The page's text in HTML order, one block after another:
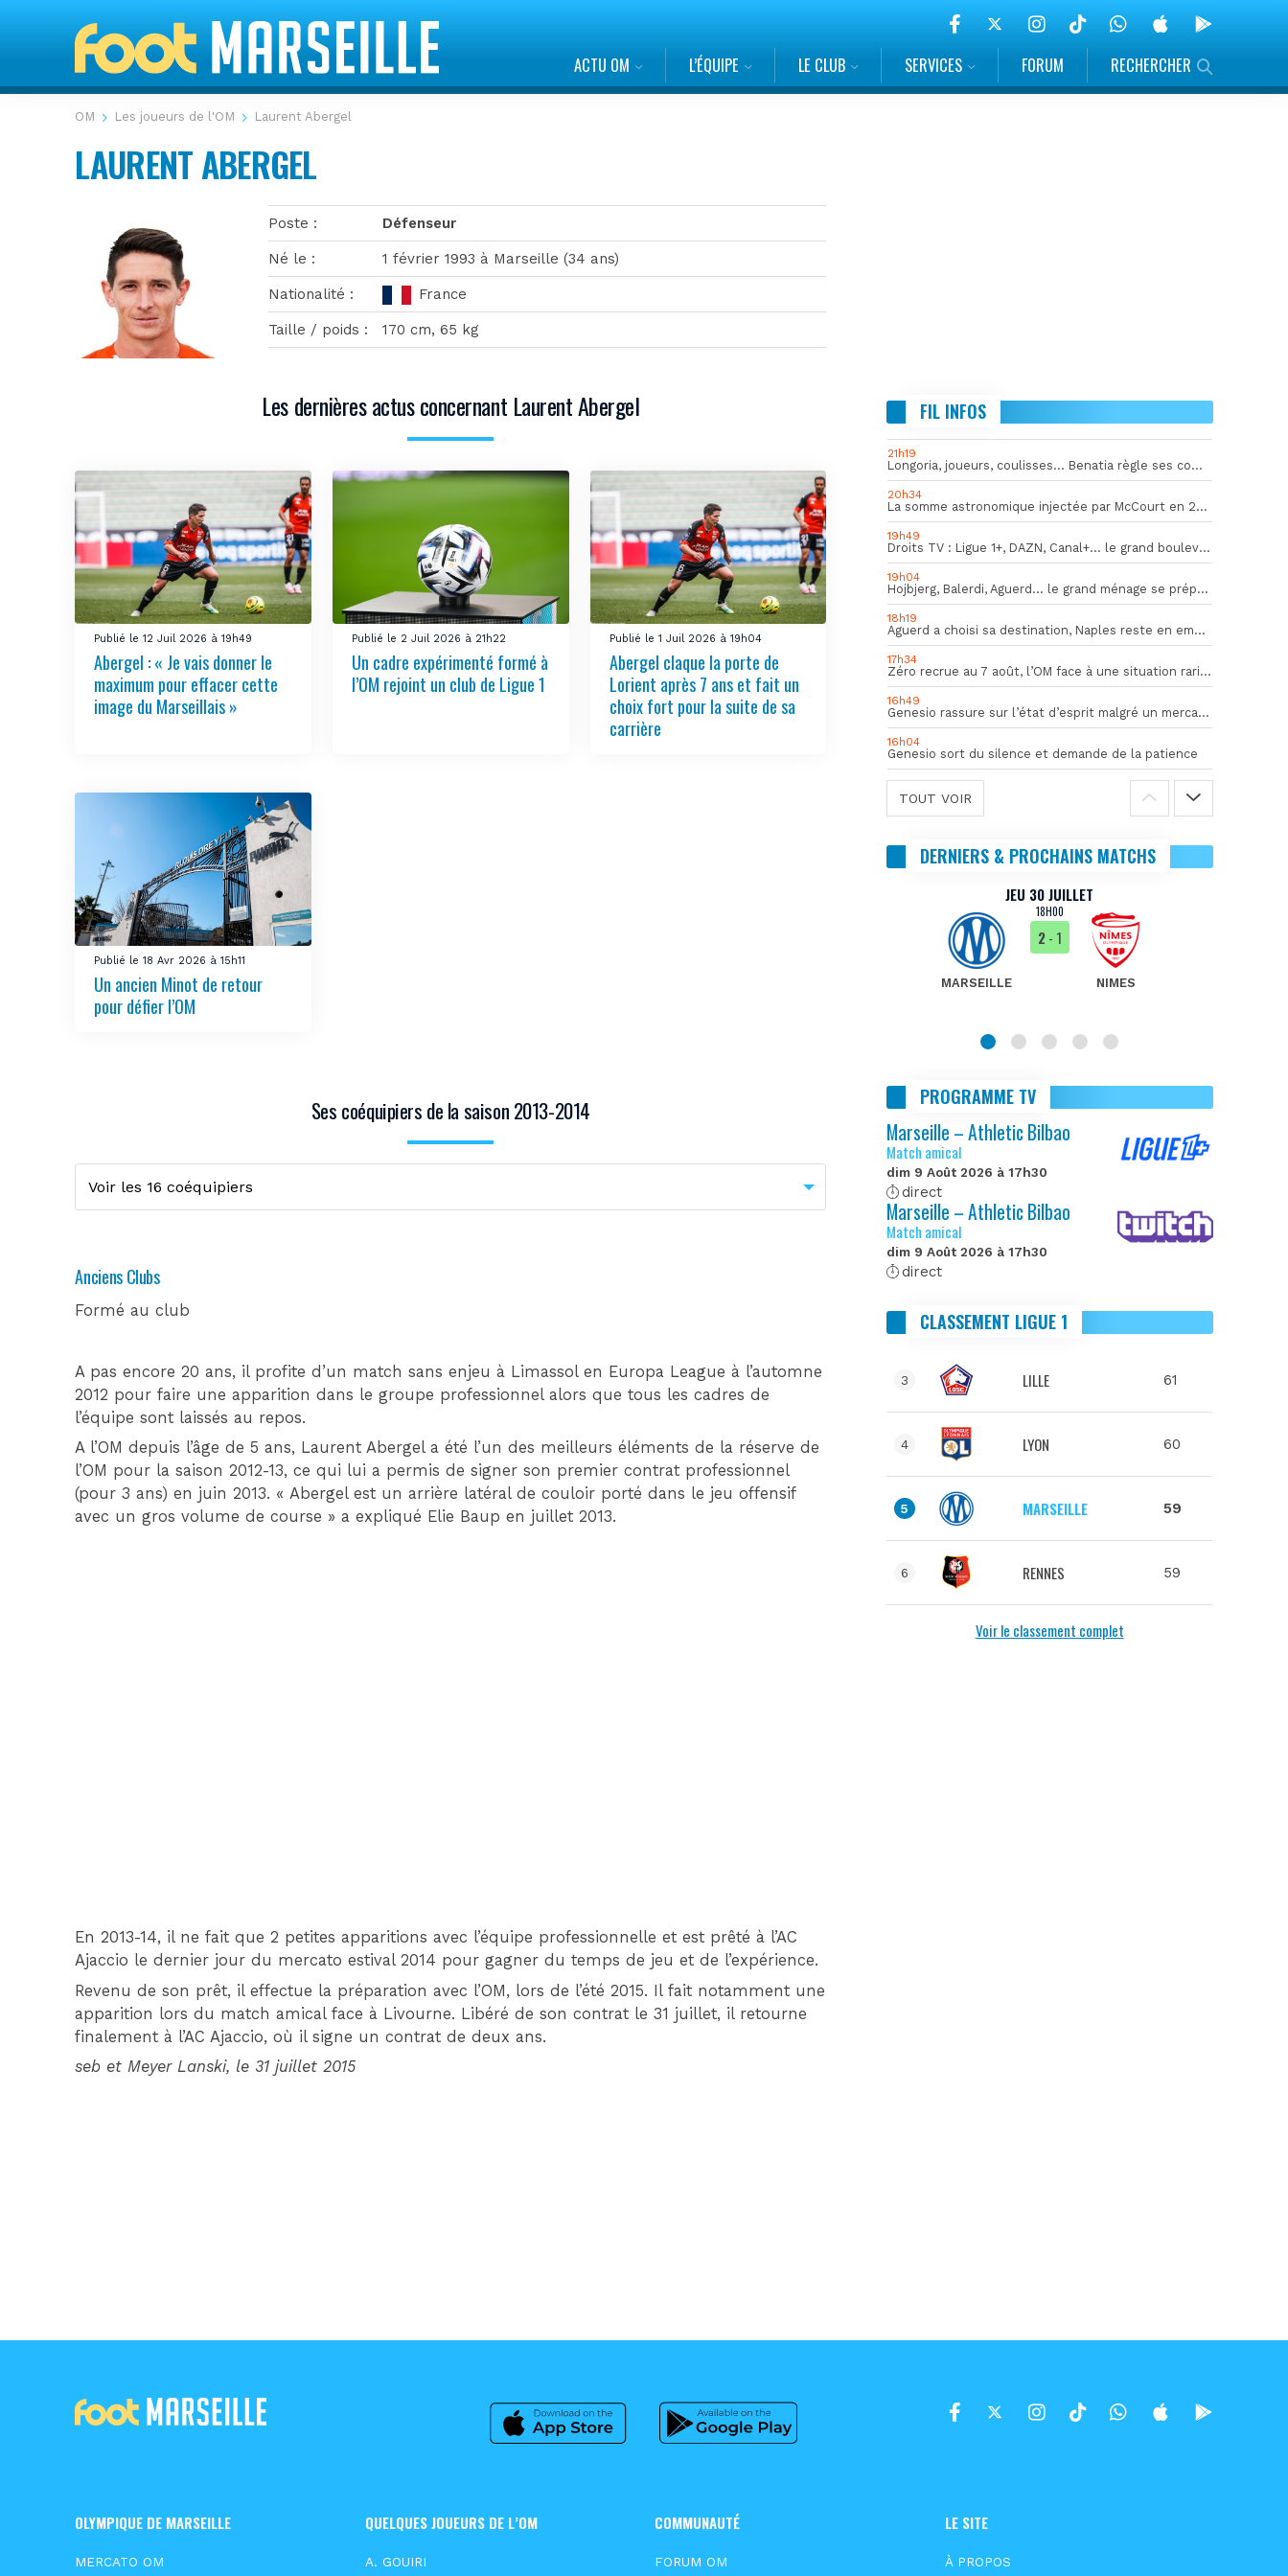
ACTU OM L’ÉQUIPE LE CLUB SERVICES FORUM RECHERCHER
OM Les joueurs de l'OM Laurent Abergel
LAURENT ABERGEL
Poste Défenseur
Né le 1 février 1993 à Marseille (34 ans)
Nationalité France
Taille / poids Abergel
170 cm, 65 kg
Les dernières actus concernant Laurent Abergel
Publié le 12 Juil 2026 à 19h49
Abergel : « Je vais donner le
maximum pour effacer cette
image du Marseillais »
Publié le 2 Juil 2026 à 21h22
Un cadre expérimenté formé à
l’OM rejoint un club de Ligue 1
Publié le 1 Juil 2026 à 19h04
Abergel claque la porte de
Lorient après 7 ans et fait un
choix fort pour la suite de sa
carrière
Publié le 18 Avr 2026 à 15h11
Un ancien Minot de retour
pour défier l’OM
Ses coéquipiers de la saison 2013-2014
Anciens Clubs
Formé au club
A pas encore 20 ans, il profite d’un match sans enjeu à Limassol en Europa League à l’automne
2012 pour faire une apparition dans le groupe professionnel alors que tous les cadres de
l’équipe sont laissés au repos.
A l’OM depuis l’âge de 5 ans, Laurent Abergel a été l’un des meilleurs éléments de la réserve de
l’OM pour la saison 2012-13, ce qui lui a permis de signer son premier contrat professionnel
(pour 3 ans) en juin 2013. « Abergel est un arrière latéral de couloir porté dans le jeu offensif
avec un gros volume de course » a expliqué Elie Baup en juillet 2013.
En 2013-14, il ne fait que 2 petites apparitions avec l’équipe professionnelle et est prêté à l’AC
Ajaccio le dernier jour du mercato estival 2014 pour gagner du temps de jeu et de l’expérience.
Revenu de son prêt, il effectue la préparation avec l’OM, lors de l’été 2015. Il fait notamment une
apparition lors du match amical face à Livourne. Libéré de son contrat le 31 juillet, il retourne
finalement à l’AC Ajaccio, où il signe un contrat de deux ans.
seb et Meyer Lanski, le 31 juillet 2015
FIL INFOS
21h19
Longoria, joueurs, coulisses… Benatia règle ses comptes !
20h34
La somme astronomique injectée par McCourt en 2026 pour soutenir l’OM
19h49
Droits TV : Ligue 1+, DAZN, Canal+… le grand bouleversement
19h04
Hojbjerg, Balerdi, Aguerd… le grand ménage se prépare
18h19
Aguerd a choisi sa destination, Naples reste en embuscade
17h34
Zéro recrue au 7 août, l’OM face à une situation rarissime en Europe
16h49
Genesio rassure sur l’état d’esprit malgré un mercato inquiétant
16h04
Genesio sort du silence et demande de la patience
TOUT VOIR
DERNIERS & PROCHAINS MATCHS
JEU 30 JUILLET
18H00
MARSEILLE
2- 1
NIMES
PROGRAMME TV
Marseille – Athletic Bilbao
Match amical
dim 9 Août 2026 à 17h30
direct
Marseille – Athletic Bilbao
Match amical
dim 9 Août 2026 à 17h30
direct
CLASSEMENT LIGUE 1
3 LILLE 61
4 LYON 60
5 MARSEILLE 59
6 RENNES 59
Voir le classement complet
OLYMPIQUE DE MARSEILLE
MERCATO OM
QUELQUES JOUEURS DE L’OM
A. GOUIRI
COMMUNAUTÉ
FORUM OM
LE SITE
À PROPOS